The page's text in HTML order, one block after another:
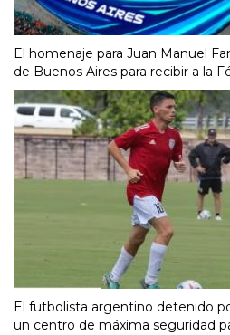
El homenaje para Juan Manuel
de Buenos Aires para recibir a la
El futbolista argentino detenido
un centro de máxima seguridad